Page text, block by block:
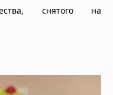
снятого на